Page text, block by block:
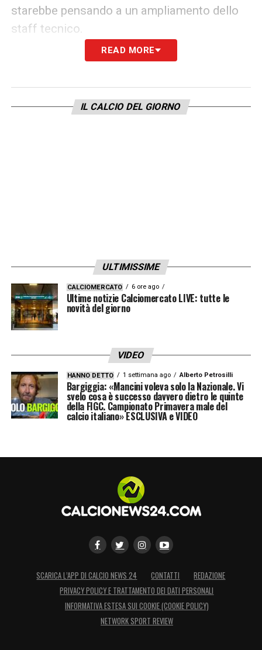
starebbe pensando a un ampliamento dello
staff tecnico.
Barzagli, proprio l’ex
idealmente costruito. Un anno alla corte
READ MORE
IL CALCIO DEL GIORNO
ULTIMISSIME
CALCIOMERCATO 6 ore ago
Ultime notizie Calciomercato LIVE: tutte le
novità del giorno
VIDEO
HANNO DETTO 1 settimana ago Alberto Petrosilli
Bargiggia: «Mancini voleva solo la Nazionale. Vi
svelo cosa è successo davvero dietro le quinte
della FIGC. Campionato Primavera male del
calcio italiano» ESCLUSIVA e VIDEO
SCARICA L’APP DI CALCIO NEWS 24 CONTATTI
REDAZIONE
PRIVACY POLICY E TRATTAMENTO DEI DATI PERSONALI
INFORMATIVA ESTESA SUI COOKIE (COOKIE POLICY)
NETWORK SPORT REVIEW